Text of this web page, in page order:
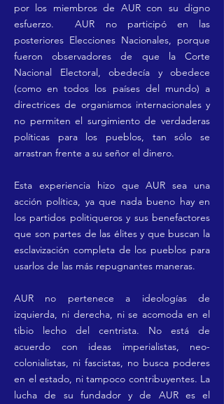
por los miembros de AUR con su digno
esfuerzo. AUR no participó en las
posteriores Elecciones Nacionales, porque
fueron observadores de que la Corte
Nacional Electoral, obedecía y obedece
(como en todos los países del mundo) a
directrices de organismos internacionales y
no permiten el surgimiento de verdaderas
políticas para los pueblos, tan sólo se
arrastran frente a su señor el dinero.
Esta experiencia hizo que AUR sea una
acción política, ya que nada bueno hay en
los partidos politiqueros y sus benefactores
que son partes de las élites y que buscan la
esclavización completa de los pueblos para
usarlos de las más repugnantes maneras.
AUR no pertenece a ideologías de
izquierda, ni derecha, ni se acomoda en el
tibio lecho del centrista. No está de
acuerdo con ideas imperialistas, neo-
colonialistas, ni fascistas, no busca poderes
en el estado, ni tampoco contribuyentes. La
lucha de su fundador y de AUR es el